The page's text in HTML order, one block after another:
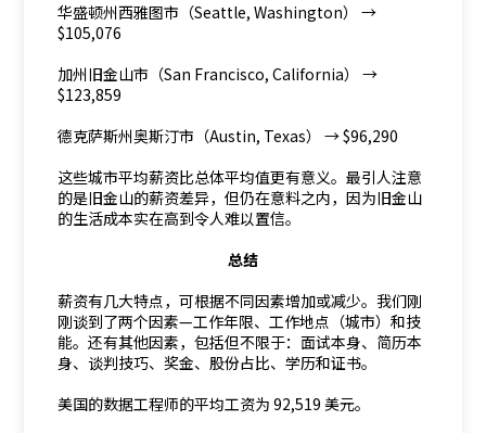
华盛顿州西雅图市（Seattle, Washington） →
$105,076
加州旧金山市（San Francisco, California） →
$123,859
德克萨斯州奥斯汀市（Austin, Texas） → $96,290
这些城市平均薪资比总体平均值更有意义。最引人注意
的是旧金山的薪资差异，但仍在意料之内，因为旧金山
的生活成本实在高到令人难以置信。
总结
薪资有几大特点，可根据不同因素增加或减少。我们刚
刚谈到了两个因素—工作年限、工作地点（城市）和技
能。还有其他因素，包括但不限于：面试本身、简历本
身、谈判技巧、奖金、股份占比、学历和证书。
美国的数据工程师的平均工资为 92,519 美元。